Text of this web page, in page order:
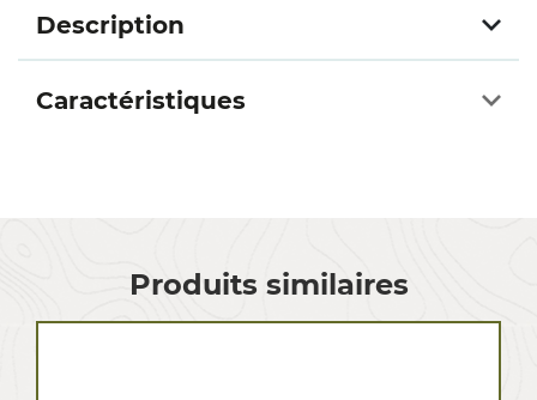
Description
Caractéristiques
Produits similaires